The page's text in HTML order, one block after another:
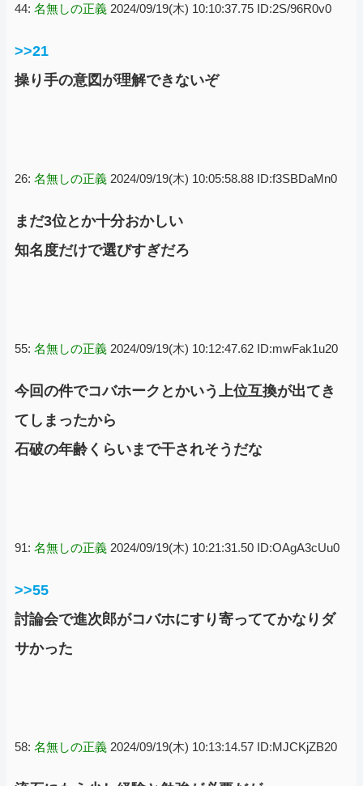
44: 名無しの正義 2024/09/19(木) 10:10:37.75 ID:2S/96R0v0
>>21
操り手の意図が理解できないぞ
26: 名無しの正義 2024/09/19(木) 10:05:58.88 ID:f3SBDaMn0
まだ3位とか十分おかしい
知名度だけで選びすぎだろ
55: 名無しの正義 2024/09/19(木) 10:12:47.62 ID:mwFak1u20
今回の件でコバホークとかいう上位互換が出てき
てしまったから
石破の年齢くらいまで干されそうだな
91: 名無しの正義 2024/09/19(木) 10:21:31.50 ID:OAgA3cUu0
>>55
討論会で進次郎がコバホにすり寄っててかなりダ
サかった
58: 名無しの正義 2024/09/19(木) 10:13:14.57 ID:MJCKjZB20